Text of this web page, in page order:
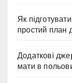
Як
простий план
Додаткові
мати в